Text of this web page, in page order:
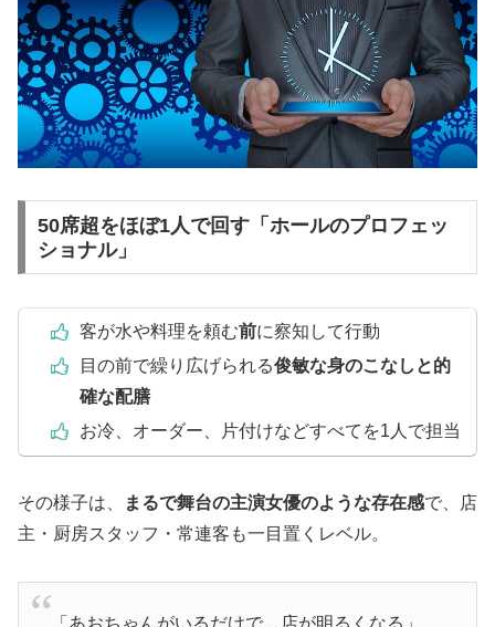
50席超をほぼ1人で回す「ホールのプロフェッ
ショナル」
客が水や料理を頼む前に察知して行動
目の前で繰り広げられる俊敏な身のこなしと的
確な配膳
お冷、オーダー、片付けなどすべてを1人で担当
その様子は、 まるで舞台の主演女優のような存在感で、店
主・厨房スタッフ・常連客も一目置くレベル。
「あおちゃんがいるだけで、店が明るくなる」